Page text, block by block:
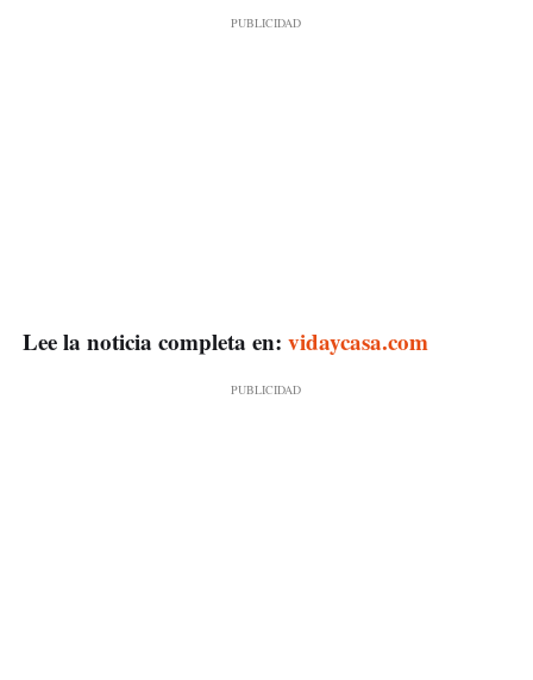
Lee la noticia completa en: vidaycasa.com